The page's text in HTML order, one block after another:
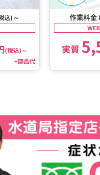
込) ～
(税込)～
+部品代
作業料金
実質